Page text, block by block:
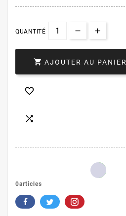
QUANTITÉ
 AJOUTER AU PANIER


0articles